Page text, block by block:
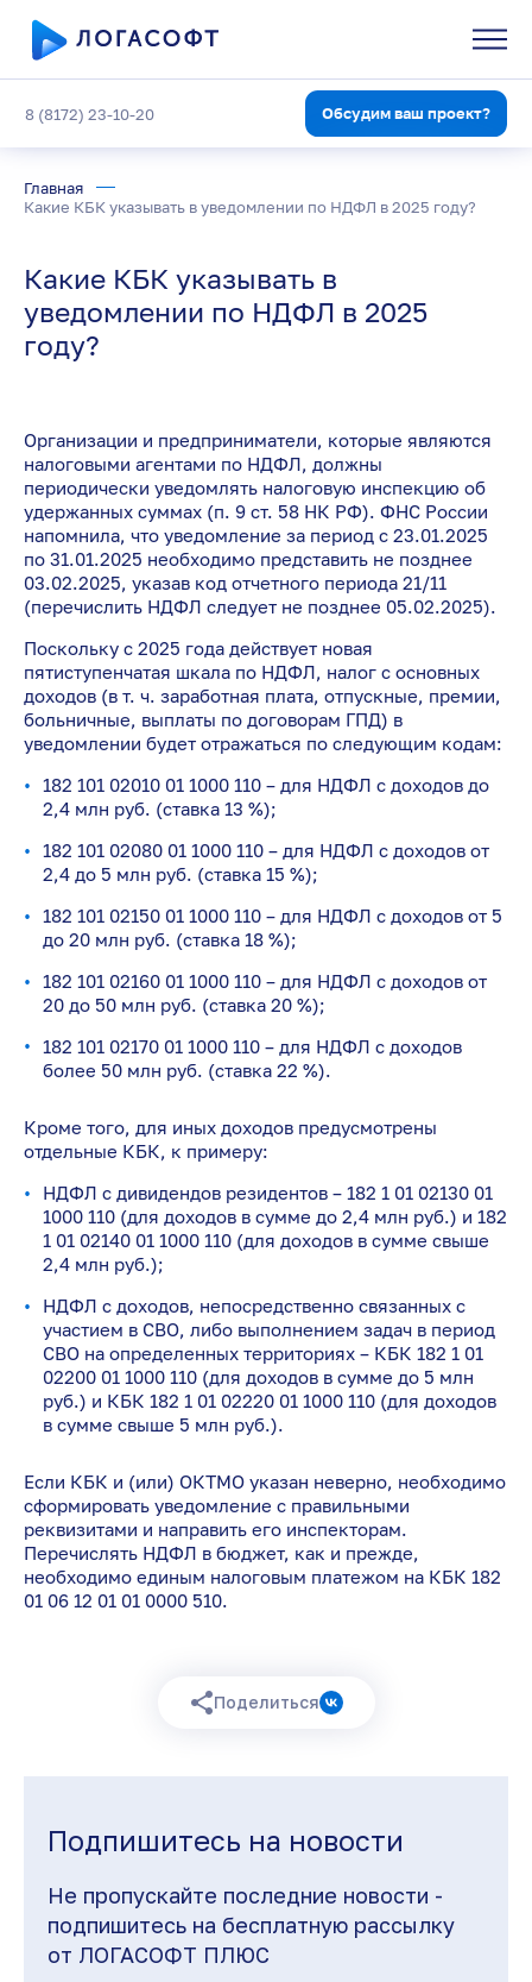
8 (8172) 23-10-20 Обсудим ваш проект?
Главная
Какие КБК указывать в уведомлении по НДФЛ в 2025 году?
Какие КБК указывать в
уведомлении по НДФЛ в 2025
году?
Организации и предприниматели, которые являются
налоговыми агентами по НДФЛ, должны
периодически уведомлять налоговую инспекцию об
удержанных суммах (п. 9 ст. 58 НК РФ). ФНС России
напомнила, что уведомление за период с 23.01.2025
по 31.01.2025 необходимо представить не позднее
03.02.2025, указав код отчетного периода 21/11
(перечислить НДФЛ следует не позднее 05.02.2025).
Поскольку с 2025 года действует новая
пятиступенчатая шкала по НДФЛ, налог с основных
доходов (в т. ч. заработная плата, отпускные, премии,
больничные, выплаты по договорам ГПД) в
уведомлении будет отражаться по следующим кодам:
182 101 02010 01 1000 110 – для НДФЛ с доходов до
2,4 млн руб. (ставка 13 %);
182 101 02080 01 1000 110 – для НДФЛ с доходов от
2,4 до 5 млн руб. (ставка 15 %);
182 101 02150 01 1000 110 – для НДФЛ с доходов от 5
до 20 млн руб. (ставка 18 %);
182 101 02160 01 1000 110 – для НДФЛ с доходов от
20 до 50 млн руб. (ставка 20 %);
182 101 02170 01 1000 110 – для НДФЛ с доходов
более 50 млн руб. (ставка 22 %).
Кроме того, для иных доходов предусмотрены
отдельные КБК, к примеру:
НДФЛ с дивидендов резидентов – 182 1 01 02130 01
1000 110 (для доходов в сумме до 2,4 млн руб.) и 182
1 01 02140 01 1000 110 (для доходов в сумме свыше
2,4 млн руб.);
НДФЛ с доходов, непосредственно связанных с
участием в СВО, либо выполнением задач в период
СВО на определенных территориях – КБК 182 1 01
02200 01 1000 110 (для доходов в сумме до 5 млн
руб.) и КБК 182 1 01 02220 01 1000 110 (для доходов
в сумме свыше 5 млн руб.).
Если КБК и (или) ОКТМО указан неверно, необходимо
сформировать уведомление с правильными
реквизитами и направить его инспекторам.
Перечислять НДФЛ в бюджет, как и прежде,
необходимо единым налоговым платежом на КБК 182
01 06 12 01 01 0000 510.
Поделиться
Подпишитесь на новости
Не пропускайте последние новости -
подпишитесь на бесплатную рассылку
от ЛОГАСОФТ ПЛЮС